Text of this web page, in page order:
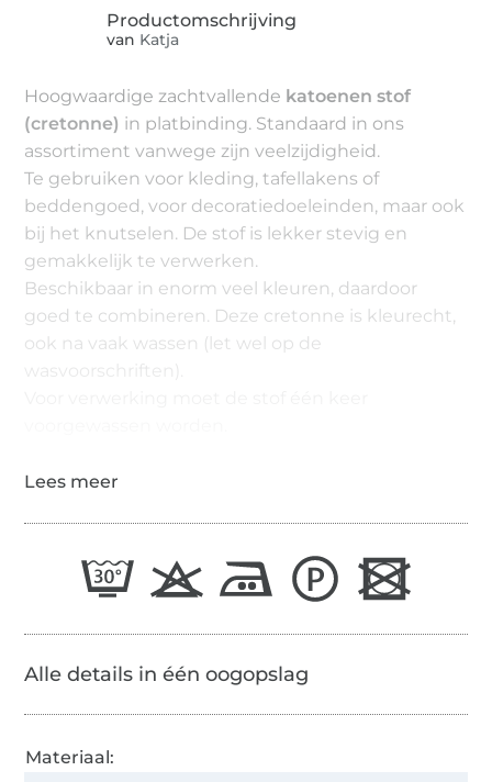
van Katja
Hoogwaardige zachtvallende katoenen stof
(cretonne) in platbinding. Standaard in ons
assortiment vanwege zijn veelzijdigheid.
Te gebruiken voor kleding, tafellakens of
beddengoed, voor decoratiedoeleinden, maar ook
bij het knutselen. De stof is lekker stevig en
gemakkelijk te verwerken.
Beschikbaar in enorm veel kleuren, daardoor
goed te combineren. Deze cretonne is kleurecht,
ook na vaak wassen (let wel op de
wasvoorschriften).
Alle details in één oogopslag
Materiaal: